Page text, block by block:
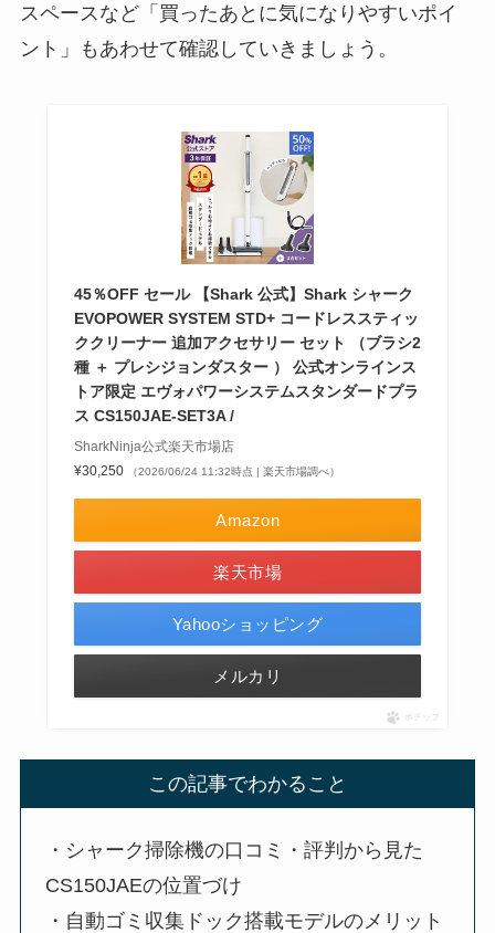
スペースなど「買ったあとに気になりやすいポイ
ント」もあわせて確認していきましょう。
45％OFF セール 【Shark 公式】Shark シャーク
EVOPOWER SYSTEM STD+ コードレススティッ
ククリーナー 追加アクセサリー セット （ブラシ2
種 ＋ プレシジョンダスター ） 公式オンラインス
トア限定 エヴォパワーシステムスタンダードプラ
ス CS150JAE-SET3A /
SharkNinja公式楽天市場店
¥30,250
（2026/06/24 11:32時点 | 楽天市場調べ）
Amazon
楽天市場
Yahooショッピング
メルカリ
ポチップ
この記事でわかること
・シャーク掃除機の口コミ・評判から見た
CS150JAEの位置づけ
・自動ゴミ収集ドック搭載モデルのメリット